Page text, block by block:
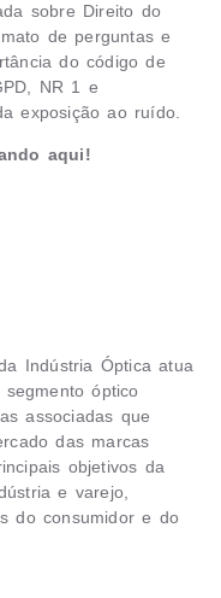
sobre Direito do
de perguntas e
do código de
NR 1 e
exposição ao ruído.
aqui!
Indústria Óptica atua
óptico
associadas que
das marcas
objetivos da
e varejo,
do consumidor e do